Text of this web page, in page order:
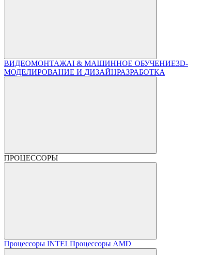
ВИДЕОМОНТАЖAI & МАШИННОЕ ОБУЧЕНИЕ3D-
МОДЕЛИРОВАНИЕ И ДИЗАЙНРАЗРАБОТКА
ПРОЦЕССОРЫ
Процессоры INTELПроцессоры AMD